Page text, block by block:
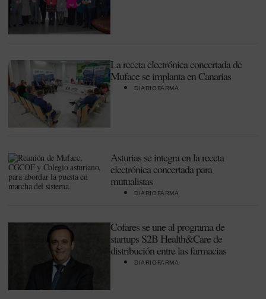
La receta electrónica concertada de
Muface se implanta en Canarias
DIARIOFARMA
Asturias se integra en la receta
electrónica concertada para
mutualistas
DIARIOFARMA
Cofares se une al programa de
startups S2B Health&Care de
distribución entre las farmacias
DIARIOFARMA